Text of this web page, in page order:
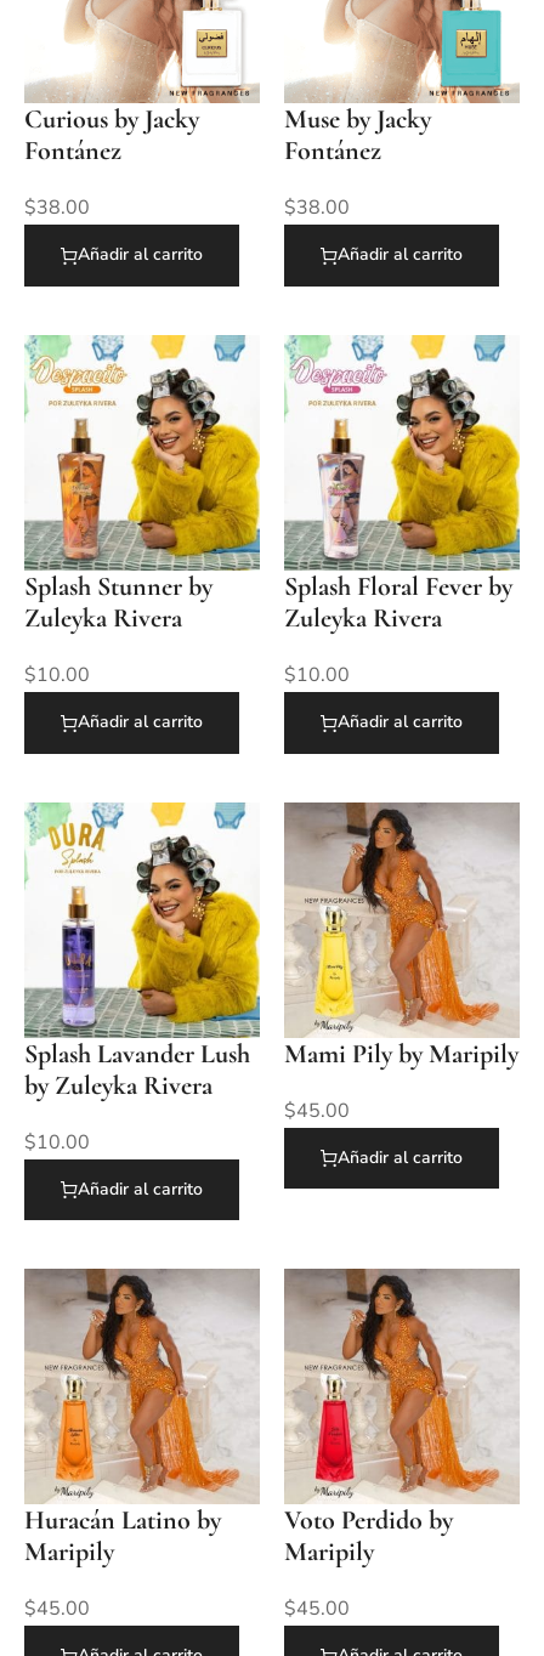
Curious by Jacky
Fontánez
$38.00
Añadir al carrito
Muse by Jacky
Fontánez
$38.00
Añadir al carrito
Splash Stunner by
Zuleyka Rivera
$10.00
Añadir al carrito
Splash Floral Fever by
Zuleyka Rivera
$10.00
Añadir al carrito
Splash Lavander Lush
by Zuleyka Rivera
$10.00
Añadir al carrito
Mami Pily by Maripily
$45.00
Añadir al carrito
Huracán Latino by
Maripily
$45.00
Voto Perdido by
Maripily
$45.00